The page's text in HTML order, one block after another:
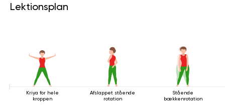
Lektionsplan
Kriya for hele
kroppen
Afslappet stående
rotation
Stående
bækkenrotation